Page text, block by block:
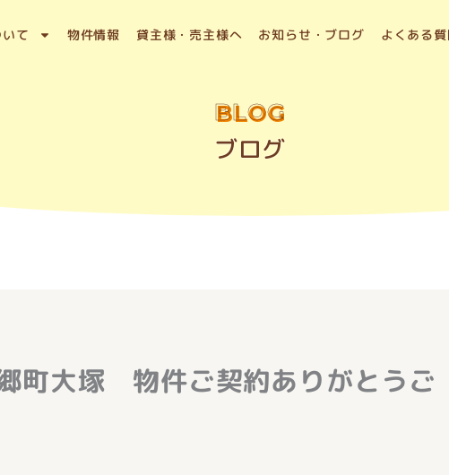
て 物件情報 貸主様・売主様へ お知らせ・ブログ よくある質
BLOG
ブログ
町大塚 物件ご契約ありがとうご